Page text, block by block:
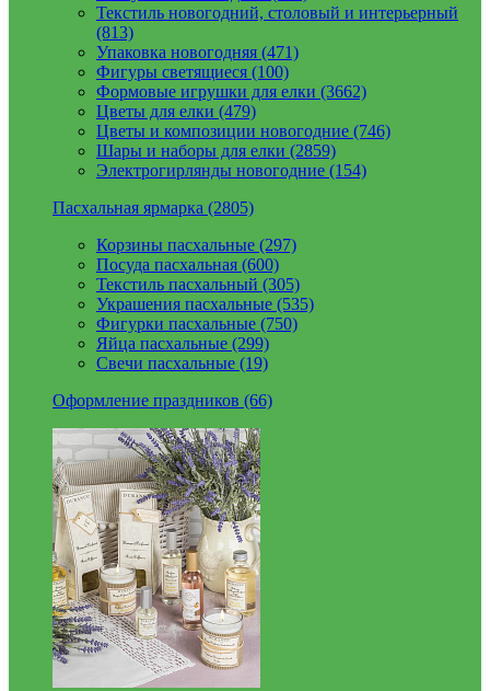
Текстиль новогодний, столовый и интерьерный
(813)
Упаковка новогодняя (471)
Фигуры светящиеся (100)
Формовые игрушки для елки (3662)
Цветы для елки (479)
Цветы и композиции новогодние (746)
Шары и наборы для елки (2859)
Электрогирлянды новогодние (154)
Пасхальная ярмарка (2805)
Корзины пасхальные (297)
Посуда пасхальная (600)
Текстиль пасхальный (305)
Украшения пасхальные (535)
Фигурки пасхальные (750)
Яйца пасхальные (299)
Свечи пасхальные (19)
Оформление праздников (66)